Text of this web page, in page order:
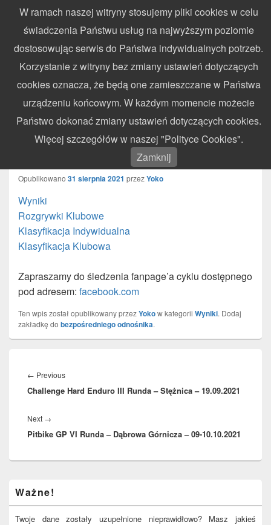
WynikiZawodow.pl
Profesjonalny elektroniczny pomiar czasu – chronometraż zawodów
sportowych
Search
for:
Search
Motocykle Lublin Enduro Race III
Runda – Chełm – 03.10.2021
Opublikowano 31 sierpnia 2021 przezYoko
Wyniki
Rozgrywki Klubowe
Klasyfikacja Indywidualna
Klasyfikacja Klubowa
Zapraszamy do śledzenia fanpage’a cyklu dostępnego
pod adresem: facebook.com
Ten wpis został opublikowany przezYokow kategorii Wyniki. Dodaj
zakładkę do bezpośredniego odnośnika.
wpisu
← PreviousPrevious
post:
Challenge Hard Enduro III Runda – Stężnica – 19.09.2021
Next →
post:
Pitbike GP VI Runda – Dąbrowa Górnicza – 09-10.10.2021
Sidebar
Widget
Area
Ważne!
Twoje dane zostały uzupełnione nieprawidłowo? Masz jakieś
W ramach naszej witryny stosujemy pliki cookies w celu
świadczenia Państwu usług na najwyższym poziomie
dostosowując serwis do Państwa indywidualnych potrzeb.
Korzystanie z witryny bez zmiany ustawień dotyczących
cookies oznacza, że będą one zamieszczane w Państwa
urządzeniu końcowym. W każdym momencie możecie
Państwo dokonać zmiany ustawień dotyczących cookies.
Więcej szczegółów w naszej "Polityce Cookies".
Zamknij